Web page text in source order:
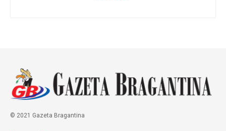
© 2021 Gazeta Bragantina